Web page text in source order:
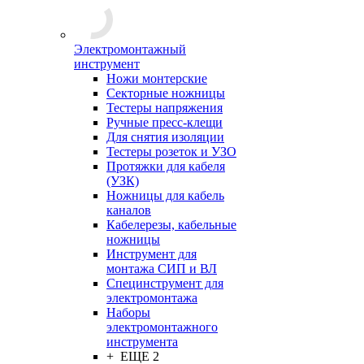
Электромонтажный
инструмент
Ножи монтерские
Секторные ножницы
Тестеры напряжения
Ручные пресс-клещи
Для снятия изоляции
Тестеры розеток и УЗО
Протяжки для кабеля
(УЗК)
Ножницы для кабель
каналов
Кабелерезы, кабельные
ножницы
Инструмент для
монтажа СИП и ВЛ
Специнструмент для
электромонтажа
Наборы
электромонтажного
инструмента
+ ЕЩЕ 2